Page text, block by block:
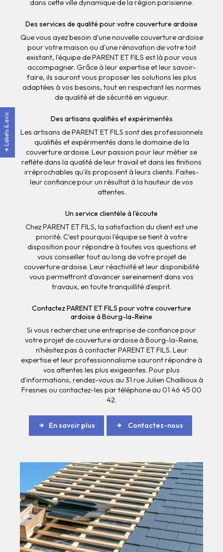
Labels & avis
dans cette ville dynamique de la région parisienne.
Des services de qualité pour votre couverture ardoise
Que vous ayez besoin d'une nouvelle couverture ardoise
pour votre maison ou d'une rénovation de votre toit
existant, l'équipe de PARENT ET FILS est là pour vous
accompagner. Grâce à leur expertise et leur savoir-
faire, ils sauront vous proposer les solutions les plus
adaptées à vos besoins, tout en respectant les normes
de qualité et de sécurité en vigueur.
Des artisans qualifiés et expérimentés
Les artisans de PARENT ET FILS sont des professionnels
qualifiés et expérimentés dans le domaine de la
couverture ardoise. Leur passion pour leur métier se
reflète dans la qualité de leur travail et dans les finitions
irréprochables qu'ils proposent à leurs clients. Faites-
leur confiance pour un résultat à la hauteur de vos
attentes.
Un service clientèle à l'écoute
Chez PARENT ET FILS, la satisfaction du client est une
priorité. C'est pourquoi l'équipe se tient à votre
disposition pour répondre à toutes vos questions et
vous conseiller tout au long de votre projet de
couverture ardoise. Leur réactivité et leur disponibilité
vous permettront d'avancer sereinement dans vos
travaux, en toute tranquillité d'esprit.
Contactez PARENT ET FILS pour votre couverture
ardoise à Bourg-la-Reine
Si vous recherchez une entreprise de confiance pour
votre projet de couverture ardoise à Bourg-la-Reine,
n'hésitez pas à contacter PARENT ET FILS. Leur
expertise et leur professionnalisme sauront répondre à
vos attentes les plus exigeantes. Pour plus
d'informations, rendez-vous au 31 rue Julien Chaillioux à
Fresnes ou contactez-les par téléphone au 01 46 45 00
42.
En savoir plus Contactez-nous